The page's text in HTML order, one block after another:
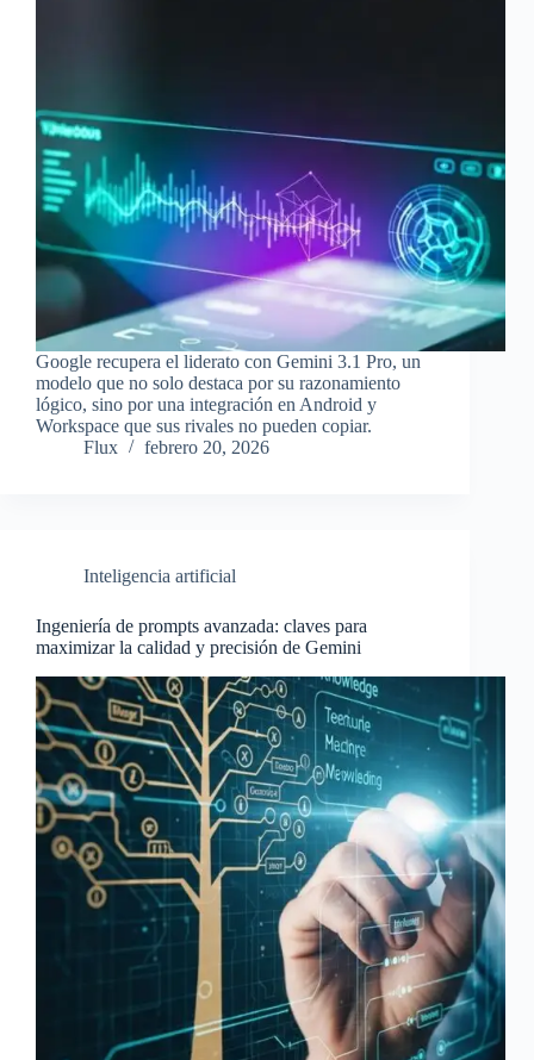
Google recupera el liderato con Gemini 3.1 Pro, un
modelo que no solo destaca por su razonamiento
lógico, sino por una integración en Android y
Workspace que sus rivales no pueden copiar.
Flux
febrero 20, 2026
Inteligencia artificial
Ingeniería de prompts avanzada: claves para
maximizar la calidad y precisión de Gemini